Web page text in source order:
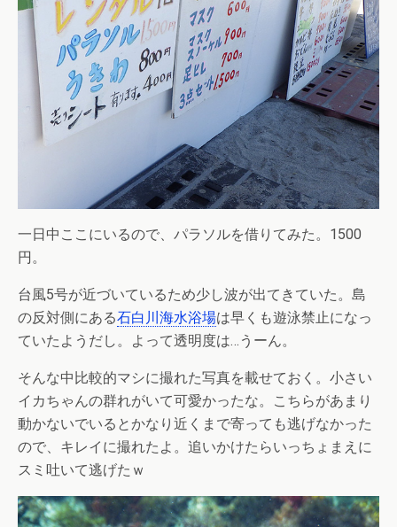
一日中ここにいるので、パラソルを借りてみた。1500
円。
台風5号が近づいているため少し波が出てきていた。島
の反対側にある石白川海水浴場は早くも遊泳禁止になっ
ていたようだし。よって透明度は…うーん。
そんな中比較的マシに撮れた写真を載せておく。小さい
イカちゃんの群れがいて可愛かったな。こちらがあまり
動かないでいるとかなり近くまで寄っても逃げなかった
ので、キレイに撮れたよ。追いかけたらいっちょまえに
スミ吐いて逃げたｗ